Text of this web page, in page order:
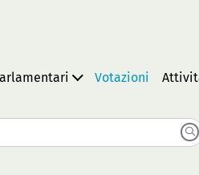
Votazioni